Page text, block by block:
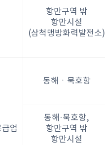
항만구역 밖
항만시설
(삼척맹방화력발전소)
업
동해ㆍ묵호항
동해·묵호항,
항만구역 밖
항만시설